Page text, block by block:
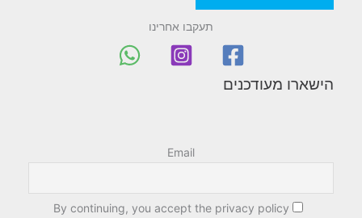
תעקבו אחרינו
הישארו מעודכנים
Email
By continuing, you accept the privacy policy